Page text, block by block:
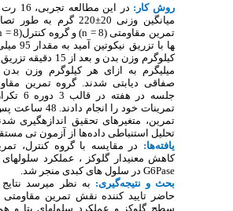
روش کار:در این مطالعه تجربی، 16
رت نر
میانگین وزنی 20
±
220 گرم به طور
تمرینمقاومتی (8 = n) و گروه کنترل(8 = n
)
ها با تزریق
کیلوگرم وزن بدن و بعد از 15 دقیقه تزریق
میلی­گرم به ازای هر کیلوگرم وزن
جلسه در هفته
تمرینات خود را انجام
تمرین، متغیرهای تحقیق اندازه­گیری
تحلیل استنباطی داده‌ها از آزمون تی
یافته‌ها:در مقایسه با گروه کنترل،
کاهش معنی­دار گلوکز ، عملکرد سلول­های
G6Paseدر سلول های کبدی منجر شد.
بحث و نتیجه‌گیری:به نظر می­رسد نتایج
حاضر تایید کننده نقش تمرین مقاومتی در
سطح گلوکز و عملکرد سلول­های بتا و